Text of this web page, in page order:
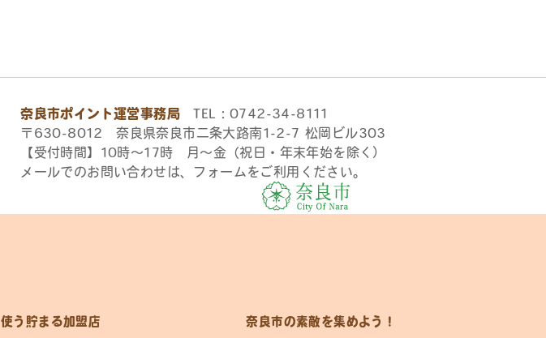
奈良市ポイント運営事務局 TEL：0742-34-8111
〒630-8012 奈良県奈良市二条大路南1-2-7 松岡ビル303
【受付時間】10時〜17時 月〜金（祝日・年末年始を除く）
メールでのお問い合わせは、フォームをご利用ください。
使う貯まる加盟店 奈良市の素敵を集めよう！